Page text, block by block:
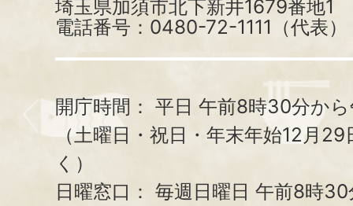
埼玉県加須市北下新井1679番地1
電話番号：0480-72-1111（代表）
開庁時間： 平日 午前8時30分か
（土曜日・祝日・年末年始12月
く）
日曜窓口： 毎週日曜日 午前8時